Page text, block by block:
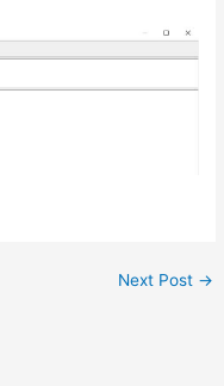
Next Post →